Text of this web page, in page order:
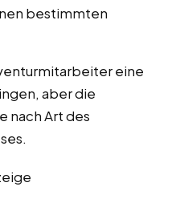
bestimmten
eine
aber die
nach Art des